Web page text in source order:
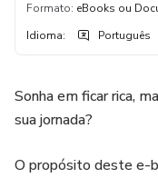
Formato: eBooks ou
Idioma: Português
Sonha em ficar rica,
sua jornada?
O propósito deste e-